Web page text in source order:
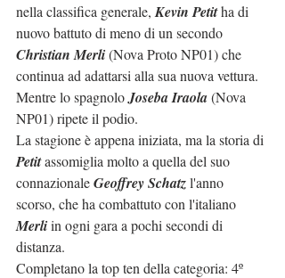
nella classifica generale, Kevin Petit ha di
nuovo battuto di meno di un secondo
Christian Merli (Nova Proto NP01) che
continua ad adattarsi alla sua nuova vettura.
Mentre lo spagnolo Joseba Iraola (Nova
NP01) ripete il podio.
La stagione è appena iniziata, ma la storia di
Petit assomiglia molto a quella del suo
connazionale Geoffrey Schatz l'anno
scorso, che ha combattuto con l'italiano
Merli in ogni gara a pochi secondi di
distanza.
Completano la top ten della categoria: 4º